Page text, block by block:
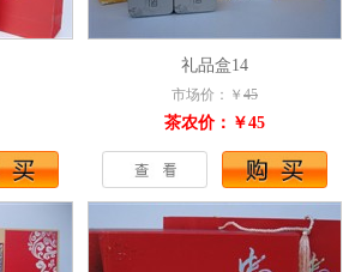
礼品盒14
市场价：￥ 45
茶农价：￥45